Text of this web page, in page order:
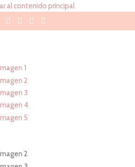
al contenido principal